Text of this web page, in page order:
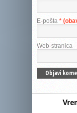
E-pošta *
Web-stranica